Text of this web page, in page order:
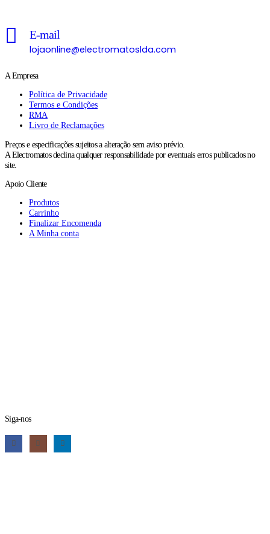
E-mail
lojaonline@electromatoslda.com
A Empresa
Política de Privacidade
Termos e Condições
RMA
Livro de Reclamações
Preços e especificações sujeitos a alteração sem aviso prévio.
A Electromatos declina qualquer responsabilidade por eventuais erros publicados no
site.
Apoio Cliente
Produtos
Carrinho
Finalizar Encomenda
A Minha conta
Siga-nos